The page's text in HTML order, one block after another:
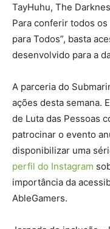
TayHuhu, The
Para conferir todos os
para Todos”, basta
desenvolvido para a
A parceria do
ações desta semana.
de Luta das Pessoas
patrocinar o evento
disponibilizar uma
perfil do Instagram
importância da
AbleGamers.